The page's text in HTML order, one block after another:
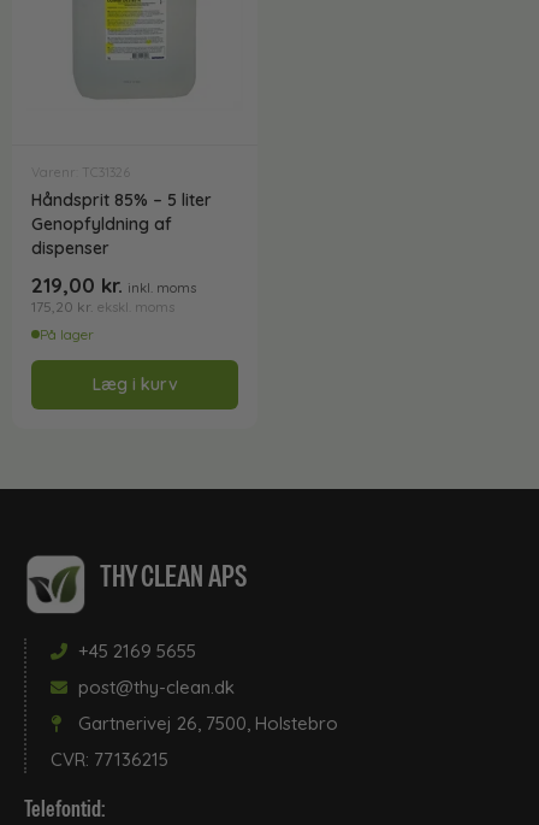
Varenr: TC31326
Håndsprit 85% – 5 liter
Genopfyldning af
dispenser
219,00 kr. inkl. moms
175,20 kr. ekskl. moms
På lager
Læg i kurv
THY CLEAN APS
+45 2169 5655
post@thy-clean.dk
Gartnerivej 26, 7500, Holstebro
CVR: 77136215
Telefontid: